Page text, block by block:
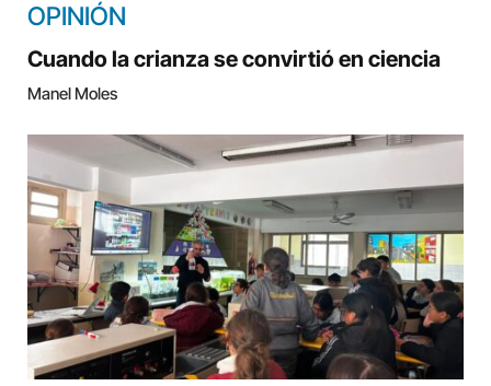
OPINIÓN
Cuando la crianza se convirtió en ciencia
Manel Moles